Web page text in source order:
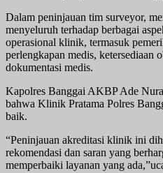
Dalam peninjauan tim surveyor,
menyeluruh terhadap berbagai
operasional klinik, termasuk
perlengkapan medis, ketersediaan
dokumentasi medis.
Kapolres Banggai AKBP Ade
bahwa Klinik Pratama Polres
baik.
“Peninjauan akreditasi klinik ini
rekomendasi dan saran yang
memperbaiki layanan yang